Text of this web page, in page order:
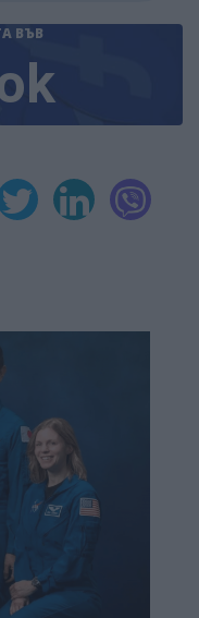
ВЪВ